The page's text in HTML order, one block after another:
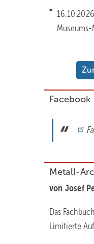
Facebook
Metall-
von Josef
Das
Limitierte